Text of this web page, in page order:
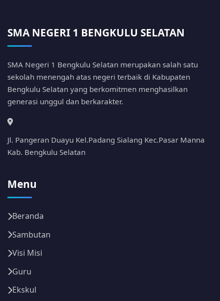
SMA NEGERI 1 BENGKULU SELATAN
SMA Negeri 1 Bengkulu Selatan merupakan salah satu
sekolah menengah atas negeri terbaik di Kabupaten
Bengkulu Selatan yang berkomitmen menghasilkan
generasi unggul dan berkarakter.
Jl. Pangeran Duayu Kel.Padang Sialang Kec.Pasar Manna
Kab. Bengkulu Selatan
Menu
Beranda
Sambutan
Visi Misi
Guru
Ekskul